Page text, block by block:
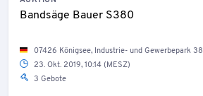
Bandsäge Bauer S380
07426 Königsee, Industrie- und Gewerbepark 38
23. Okt. 2019, 10:14 (MESZ)
3 Gebote